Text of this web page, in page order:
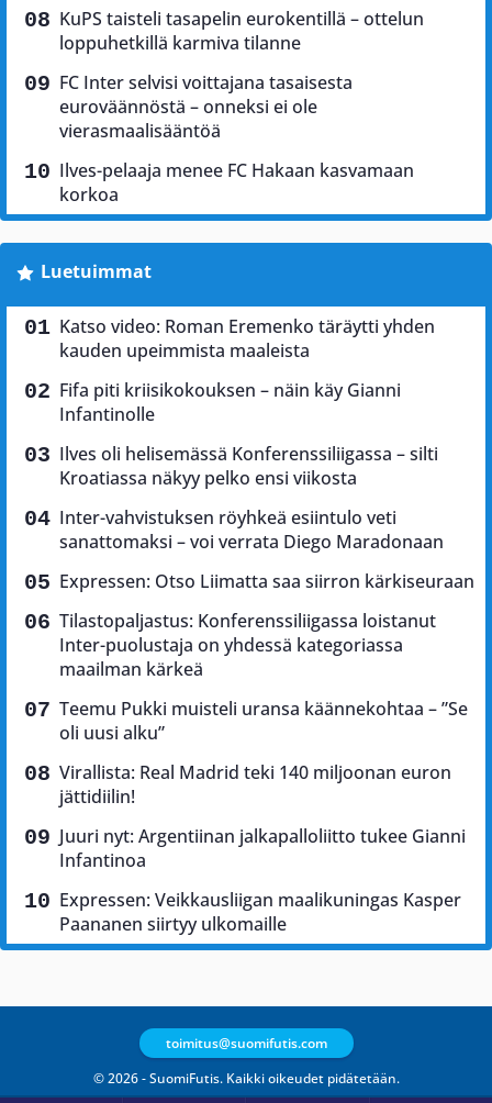
KuPS taisteli tasapelin eurokentillä – ottelun
loppuhetkillä karmiva tilanne
FC Inter selvisi voittajana tasaisesta
euroväännöstä – onneksi ei ole
vierasmaalisääntöä
Ilves-pelaaja menee FC Hakaan kasvamaan
korkoa
Luetuimmat
Katso video: Roman Eremenko täräytti yhden
kauden upeimmista maaleista
Fifa piti kriisikokouksen – näin käy Gianni
Infantinolle
Ilves oli helisemässä Konferenssiliigassa – silti
Kroatiassa näkyy pelko ensi viikosta
Inter-vahvistuksen röyhkeä esiintulo veti
sanattomaksi – voi verrata Diego Maradonaan
Expressen: Otso Liimatta saa siirron kärkiseuraan
Tilastopaljastus: Konferenssiliigassa loistanut
Inter-puolustaja on yhdessä kategoriassa
maailman kärkeä
Teemu Pukki muisteli uransa käännekohtaa – ”Se
oli uusi alku”
Virallista: Real Madrid teki 140 miljoonan euron
jättidiilin!
Juuri nyt: Argentiinan jalkapalloliitto tukee Gianni
Infantinoa
Expressen: Veikkausliigan maalikuningas Kasper
Paananen siirtyy ulkomaille
© 2026 - SuomiFutis. Kaikki oikeudet pidätetään.
toimitus@suomifutis.com